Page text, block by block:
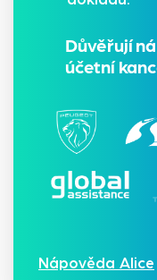
Důvěřují
účetní
Nápověda Alice